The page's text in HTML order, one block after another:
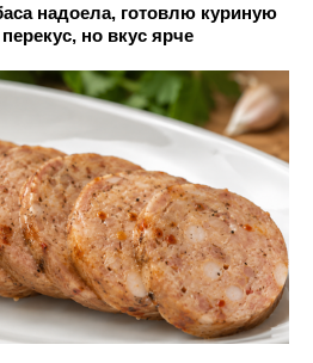
надоела, готовлю куриную
но вкус ярче